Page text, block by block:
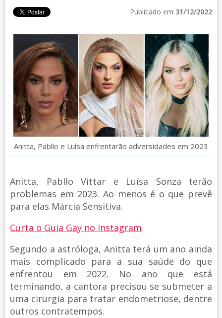
Publicado em 31/12/2022
Anitta, Pabllo e Luísa enfrentarão adversidades em 2023
Anitta, Pabllo Vittar e Luísa Sonza terão
problemas em 2023. Ao menos é o que prevê
para elas Márcia Sensitiva.
Curta o Guia Gay no Instagram
Segundo a astróloga, Anitta terá um ano ainda
mais complicado para a sua saúde do que
enfrentou em 2022. No ano que está
terminando, a cantora precisou se submeter a
uma cirurgia para tratar endometriose, dentre
outros contratempos.